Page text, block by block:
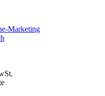
Marketing